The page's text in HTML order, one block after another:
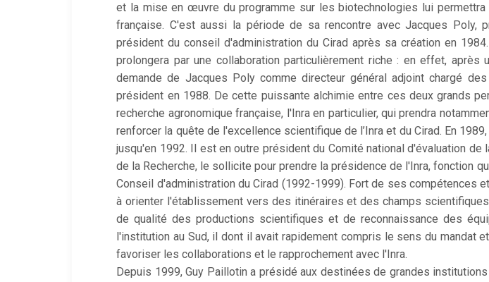
et la mise en œuvre du programme sur les biotechnologies lui
française. C'est aussi la période de sa rencontre avec Jacques Poly,
président du conseil d'administration du Cirad après sa création en
prolongera par une collaboration particulièrement riche : en effet,
demande de Jacques Poly comme directeur général adjoint chargé
président en 1988. De cette puissante alchimie entre ces deux grands
recherche agronomique française, l'Inra en particulier, qui prendra
renforcer la quête de l'excellence scientifique de l’Inra et du Cirad. En
jusqu'en 1992. Il est en outre président du Comité national d'évaluation de
de la Recherche, le sollicite pour prendre la présidence de l'Inra, fonction
Conseil d'administration du Cirad (1992-1999). Fort de ses compétences
à orienter l'établissement vers des itinéraires et des champs
de qualité des productions scientifiques et de reconnaissance des
l'institution au Sud, il dont il avait rapidement compris le sens du
favoriser les collaborations et le rapprochement avec l'Inra.
Depuis 1999, Guy Paillotin a présidé aux destinées de grandes